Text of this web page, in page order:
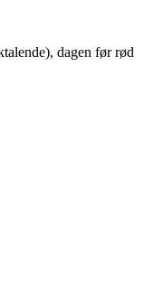
dagen før rød